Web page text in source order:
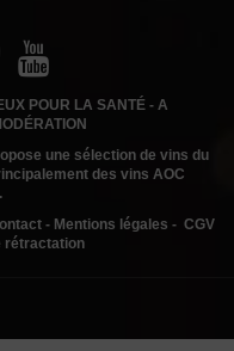
POUR LA SANTÉ - A
une sélection de vins du
des vins AOC
- Mentions légales - CGV
rétractation